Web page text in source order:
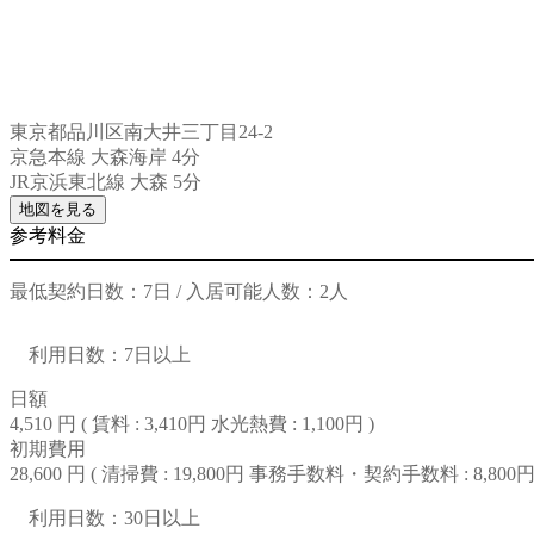
東京都品川区南大井三丁目24-2
京急本線 大森海岸 4分
JR京浜東北線 大森 5分
地図を見る
参考料金
最低契約日数：7日 / 入居可能人数：2人
利用日数：7日以上
日額
4,510 円 ( 賃料 : 3,410円 水光熱費 : 1,100円 )
初期費用
28,600 円 ( 清掃費 : 19,800円 事務手数料・契約手数料 : 8,800
利用日数：30日以上